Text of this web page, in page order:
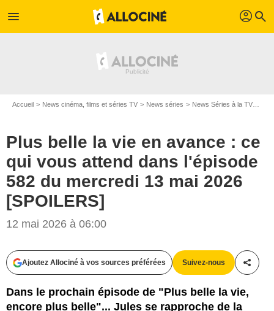
menu profil search
Accueil News cinéma, films et séries TV News séries News Séries à la TV
Plus belle la vie en avance : ce
qui vous attend dans l'épisode
582 du mercredi 13 mai 2026
[SPOILERS]
12 mai 2026 à 06:00
Ajoutez Allociné à vos sources préférées Suivez-nous
Dans le prochain épisode de "Plus belle la vie,
encore plus belle"... Jules se rapproche de la